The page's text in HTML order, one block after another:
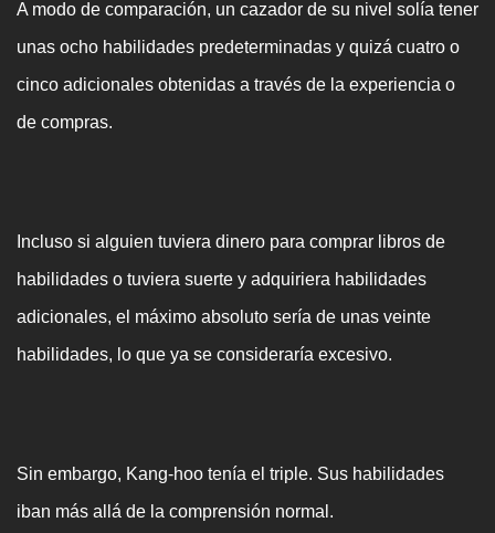
A modo de comparación, un cazador de su nivel solía tener
unas ocho habilidades predeterminadas y quizá cuatro o
cinco adicionales obtenidas a través de la experiencia o
de compras.
Incluso si alguien tuviera dinero para comprar libros de
habilidades o tuviera suerte y adquiriera habilidades
adicionales, el máximo absoluto sería de unas veinte
habilidades, lo que ya se consideraría excesivo.
Sin embargo, Kang-hoo tenía el triple. Sus habilidades
iban más allá de la comprensión normal.